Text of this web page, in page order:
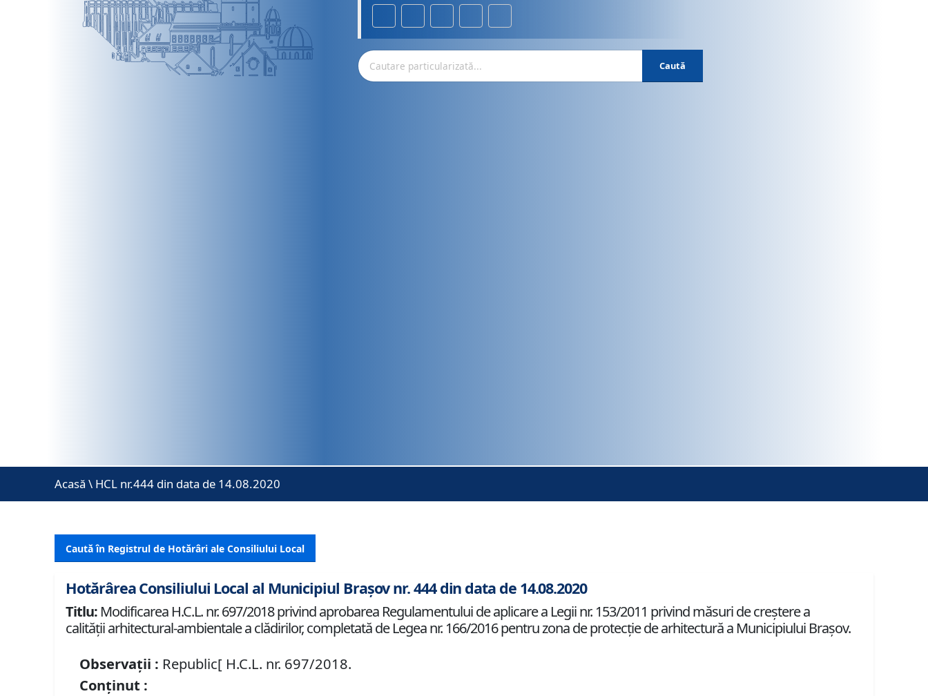
Caută
Acasă \ HCL nr.444 din data de 14.08.2020
Caută în Registrul de Hotărâri ale Consiliului Local
Hotărârea Consiliului Local al Municipiul Brașov nr. 444 din data de 14.08.2020
Titlu: Modificarea H.C.L. nr. 697/2018 privind aprobarea Regulamentului de aplicare a Legii nr. 153/2011 privind măsuri de creștere a
calității arhitectural-ambientale a clădirilor, completată de Legea nr. 166/2016 pentru zona de protecție de arhitectură a Municipiului Brașov.
Observații : Republic[ H.C.L. nr. 697/2018.
Conținut :